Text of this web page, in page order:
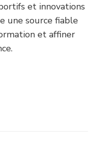
et innovations
une source fiable
et affiner